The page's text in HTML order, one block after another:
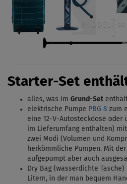
Starter-Set
alles, was im Grund-Set
elektrische Pumpe PBG 8 zum
eine 12-V-Autosteckdose oder
im Lieferumfang enthalten) mit
zwei Modi (Volumen und
herkömmliche Pumpen. Mit
aufgepumpt aber auch
Dry Bag (wasserdichte
Litern, in der man bequem